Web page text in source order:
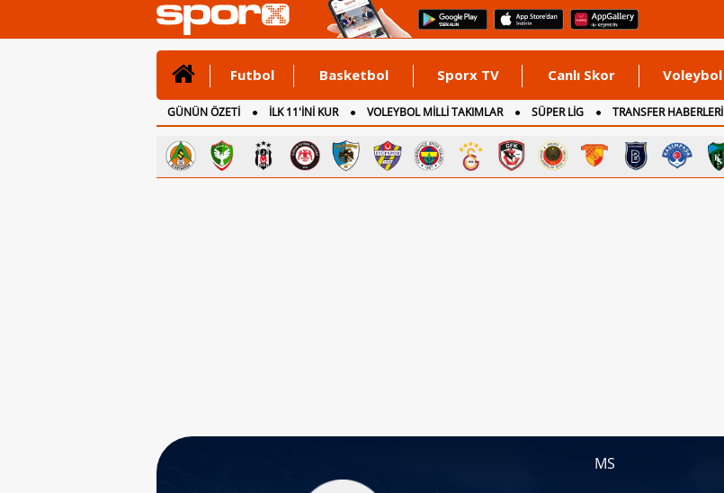
Futbol Basketbol Sporx TV Canlı Skor Voleybol
GÜNÜN ÖZETİ İLK 11'İNİ KUR VOLEYBOL MİLLİ TAKIMLAR SÜPER LİG TRANSFER HABERLERİ
CANLI ANLATIM
İNGİLTERE
MS